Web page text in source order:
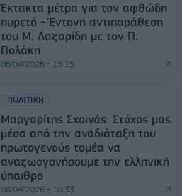
Έκτακτα μέτρα για τον αφθώδη
πυρετό - Έντονη αντιπαράθεση
του Μ. Λαζαρίδη με τον Π.
Πολάκη
06/04/2026 - 15:15
ΠΟΛΙΤΙΚΗ
Μαργαρίτης Σχοινάς: Στόχος μας
μέσα από την αναδιάταξη του
πρωτογενούς τομέα να
αναζωογονήσουμε την ελληνική
ύπαιθρο
06/04/2026 - 10:33